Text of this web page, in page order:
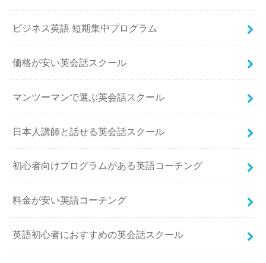
ビジネス英語 短期集中プログラム
価格が安い英会話スクール
マンツーマンで選ぶ英会話スクール
日本人講師と話せる英会話スクール
初心者向けプログラムがある英語コーチング
料金が安い英語コーチング
英語初心者におすすめの英会話スクール